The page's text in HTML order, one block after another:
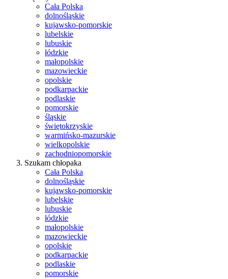
Cała Polska
dolnośląskie
kujawsko-pomorskie
lubelskie
lubuskie
łódzkie
małopolskie
mazowieckie
opolskie
podkarpackie
podlaskie
pomorskie
śląskie
świętokrzyskie
warmińsko-mazurskie
wielkopolskie
zachodniopomorskie
Szukam chłopaka
Cała Polska
dolnośląskie
kujawsko-pomorskie
lubelskie
lubuskie
łódzkie
małopolskie
mazowieckie
opolskie
podkarpackie
podlaskie
pomorskie